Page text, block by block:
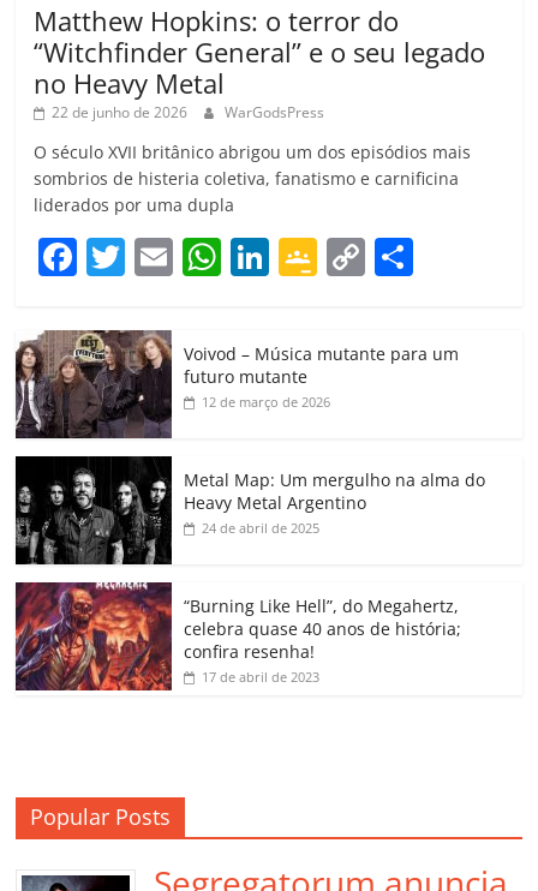
Matthew Hopkins: o terror do
“Witchfinder General” e o seu legado
no Heavy Metal
22 de junho de 2026 WarGodsPress
O século XVII britânico abrigou um dos episódios mais
sombrios de histeria coletiva, fanatismo e carnificina
liderados por uma dupla
F
c
e
b
o
o
k
T
itt
er
E
ai
W
at
s
A
p
Li
k
e
dI
G
gl
e
a
ss
o
m
C
y
k
p
h
Voivod – Música mutante para um
futuro mutante
12 de março de 2026
Metal Map: Um mergulho na alma do
Heavy Metal Argentino
24 de abril de 2025
“Burning Like Hell”, do Megahertz,
celebra quase 40 anos de história;
confira resenha!
17 de abril de 2023
Popular Posts